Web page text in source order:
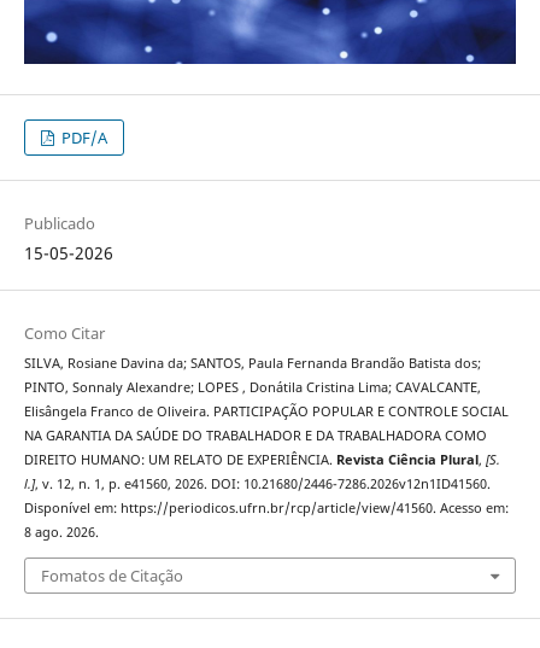
PDF/A
Publicado
15-05-2026
Como Citar
SILVA, Rosiane Davina da; SANTOS, Paula Fernanda Brandão Batista dos;
PINTO, Sonnaly Alexandre; LOPES , Donátila Cristina Lima; CAVALCANTE,
Elisângela Franco de Oliveira. PARTICIPAÇÃO POPULAR E CONTROLE SOCIAL
NA GARANTIA DA SAÚDE DO TRABALHADOR E DA TRABALHADORA COMO
DIREITO HUMANO: UM RELATO DE EXPERIÊNCIA. Revista Ciência Plural, [S.
l.], v. 12, n. 1, p. e41560, 2026. DOI: 10.21680/2446-7286.2026v12n1ID41560.
Disponível em: https://periodicos.ufrn.br/rcp/article/view/41560. Acesso em:
8 ago. 2026.
Fomatos de Citação